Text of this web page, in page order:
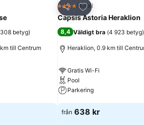
Favoriter
betyg)
till Centrum
Dela
Lägg till i Mina
4 StjärnorHotell
Capsis Astoria Heraklion
8,4 Väldigt bra (4 923 betyg)
Heraklion, 0.9 km till
Gratis Wi-Fi
Pool
Parkering
Se priser
från 638 kr